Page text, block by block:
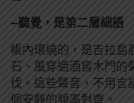
–聽覺，是第二層細語
帳內環繞的，是吉拉島
石、風穿過酒窖木門的
伐。這些聲音，不用言
個安靜的頻率對齊。